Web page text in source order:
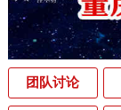
辩护词集
为什么选择智豪
团队讨论